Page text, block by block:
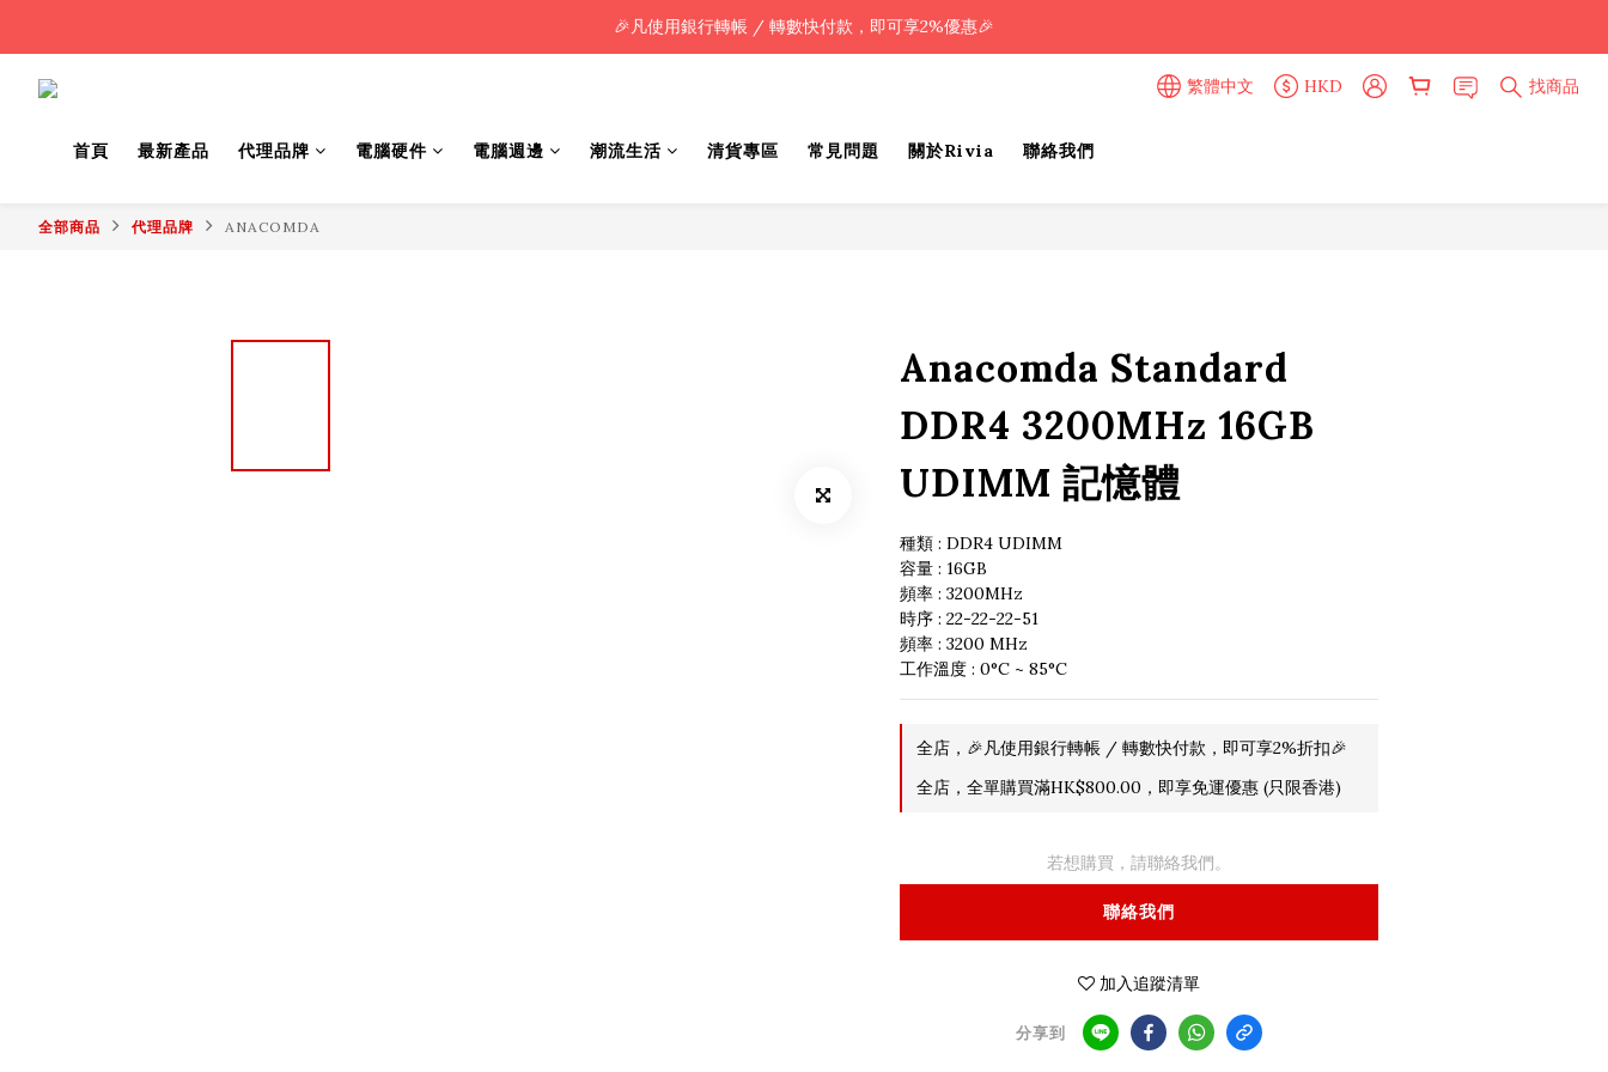
🎉凡使用銀行轉帳 / 轉數快付款，即可享2%優惠🎉
🎉凡使用銀行轉帳 / 轉數快付款，即可享2%優惠🎉
繁體中文 HKD 找商品
首頁 最新產品 代理品牌 電腦硬件 電腦週邊 潮流生活 清貨專區 常見問題 關於Rivia 聯絡我們
全部商品 代理品牌 ANACOMDA
Anacomda Standard
DDR4 3200MHz 16GB
UDIMM 記憶體
種類 : DDR4 UDIMM
容量 : 16GB
頻率 : 3200MHz
時序 : 22-22-22-51
頻率 : 3200 MHz
工作溫度 : 0°C ~ 85°C
全店，🎉凡使用銀行轉帳 / 轉數快付款，即可享2%折扣🎉
全店，全單購買滿HK$800.00，即享免運優惠 (只限香港)
若想購買，請聯絡我們。
聯絡我們
加入追蹤清單
分享到